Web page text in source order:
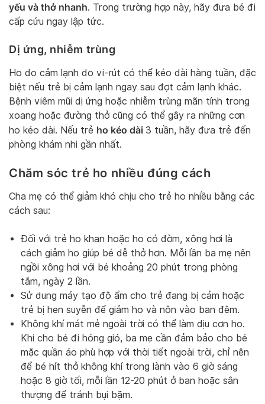
yếu và thở nhanh. Trong trường hợp này, hãy đưa bé đi
cấp cứu ngay lập tức.
Dị ứng, nhiễm trùng
Ho do cảm lạnh do vi-rút có thể kéo dài hàng tuần, đặc
biệt nếu trẻ bị cảm lạnh ngay sau đợt cảm lạnh khác.
Bệnh viêm mũi dị ứng hoặc nhiễm trùng mãn tính trong
xoang hoặc đường thở cũng có thể gây ra những cơn
ho kéo dài. Nếu trẻ ho kéo dài 3 tuần, hãy đưa trẻ đến
phòng khám nhi gần nhất.
Chăm sóc trẻ ho nhiều đúng cách
Cha mẹ có thể giảm khó chịu cho trẻ ho nhiều bằng các
cách sau:
Đối với trẻ ho khan hoặc ho có đờm, xông hơi là
cách giảm ho giúp bé dễ thở hơn. Mỗi lần ba mẹ nên
ngồi xông hơi với bé khoảng 20 phút trong phòng
tắm, ngày 2 lần.
Sử dung máy tạo độ ẩm cho trẻ đang bị cảm hoặc
trẻ bị hen suyễn để giảm ho và nôn vào ban đêm.
Không khí mát mẻ ngoài trời có thể làm dịu cơn ho.
Khi cho bé đi hóng gió, ba mẹ cần đảm bảo cho bé
mặc quần áo phù hợp với thời tiết ngoài trời, chỉ nên
để bé hít thở không khí trong lành vào 6 giờ sáng
hoặc 8 giờ tối, mỗi lần 12-20 phút ở ban hoặc sân
thượng để tránh bụi bặm.